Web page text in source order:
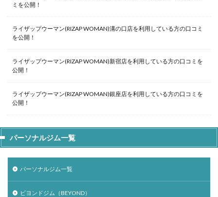
ミを公開！
ライザップウーマン(RIZAP WOMAN)溝の口店を利用している方の口コミ
を公開！
ライザップウーマン(RIZAP WOMAN)新宿店を利用している方の口コミを
公開！
ライザップウーマン(RIZAP WOMAN)銀座店を利用している方の口コミを
公開！
パーソナルジム一覧
パーソナルジム一覧
ビヨンドジム（BEYOND）